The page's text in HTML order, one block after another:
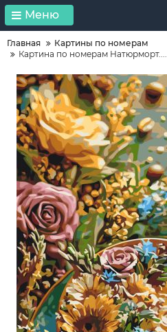
Меню
Главная
Картины по номерам
Картина по номерам Натюрморт....